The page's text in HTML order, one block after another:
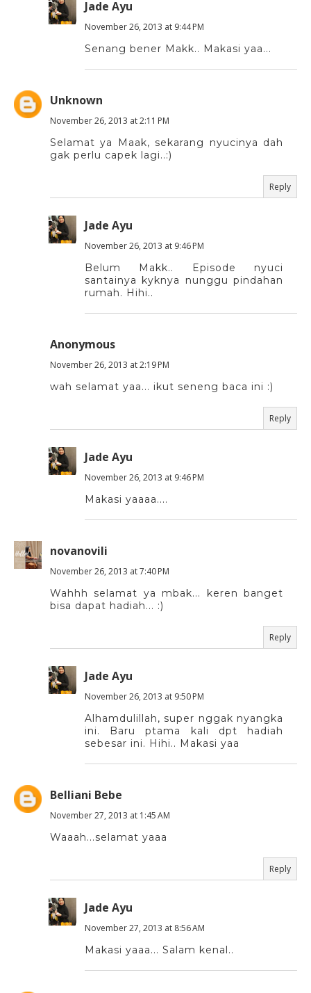
Jade Ayu
November 26, 2013 at 9:44 PM
Senang bener Makk.. Makasi yaa...
Unknown
November 26, 2013 at 2:11 PM
Selamat ya Maak, sekarang nyucinya dah
gak perlu capek lagi..:)
Reply
Jade Ayu
November 26, 2013 at 9:46 PM
Belum Makk.. Episode nyuci
santainya kyknya nunggu pindahan
rumah. Hihi..
Anonymous
November 26, 2013 at 2:19 PM
wah selamat yaa... ikut seneng baca ini :)
Reply
Jade Ayu
November 26, 2013 at 9:46 PM
Makasi yaaaa....
novanovili
November 26, 2013 at 7:40 PM
Wahhh selamat ya mbak... keren banget
bisa dapat hadiah... :)
Reply
Jade Ayu
November 26, 2013 at 9:50 PM
Alhamdulillah, super nggak nyangka
ini. Baru ptama kali dpt hadiah
sebesar ini. Hihi.. Makasi yaa
Belliani Bebe
November 27, 2013 at 1:45 AM
Waaah...selamat yaaa
Reply
Jade Ayu
November 27, 2013 at 8:56 AM
Makasi yaaa... Salam kenal..